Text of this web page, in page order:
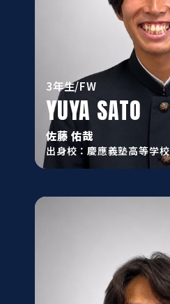
3年生/FW
YUYA SATO
佐藤 佑哉
出身校：慶應義塾高等学校